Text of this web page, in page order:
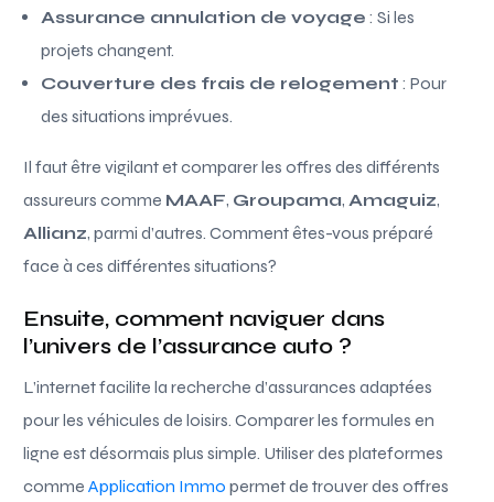
Assurance annulation de voyage : Si les
projets changent.
Couverture des frais de relogement : Pour
des situations imprévues.
Il faut être vigilant et comparer les offres des différents
assureurs comme MAAF, Groupama, Amaguiz,
Allianz, parmi d’autres. Comment êtes-vous préparé
face à ces différentes situations?
Ensuite, comment naviguer dans
l’univers de l’assurance auto ?
L’internet facilite la recherche d’assurances adaptées
pour les véhicules de loisirs. Comparer les formules en
ligne est désormais plus simple. Utiliser des plateformes
commeApplication Immo permet de trouver des offres